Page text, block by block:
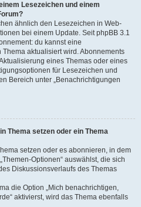
Lesezeichen und einem
ähnlich den Lesezeichen in Web-
bei einem Update. Seit phpBB 3.1
du kannst eine
aktualisiert wird. Abonnements
eines Themas oder eines
für Lesezeichen und
Bereich unter „Benachrichtigungen
Thema setzen oder ein Thema
setzen oder es abonnieren, in dem
Optionen“ auswählst, die sich
Diskussionsverlaufs des Themas
die Option „Mich benachrichtigen,
aktivierst, wird das Thema ebenfalls